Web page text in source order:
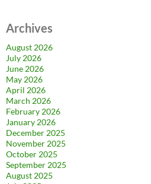
Archives
August 2026
July 2026
June 2026
May 2026
April 2026
March 2026
February 2026
January 2026
December 2025
November 2025
October 2025
September 2025
August 2025